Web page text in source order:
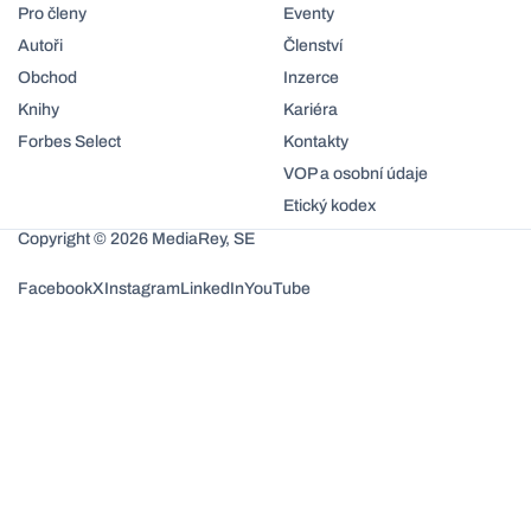
Pro členy
Autoři
Obchod
Knihy
Forbes Select
Eventy
Členství
Inzerce
Kariéra
Kontakty
VOP a osobní údaje
Etický kodex
Copyright © 2026 MediaRey, SE
FacebookXInstagramLinkedInYouTube